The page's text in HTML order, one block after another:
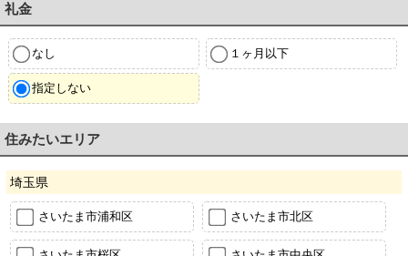
礼金
なし １ヶ月以下
指定しない
住みたいエリア
埼玉県
さいたま市浦和区 さいたま市北区